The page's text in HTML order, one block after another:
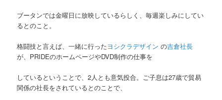
ブータンでは金曜日に放映しているらしく、毎週楽しみにしてい
るとのこと。
格闘技と言えば、一緒に行ったヨシクラデザイン の吉倉社長
が、PRIDEのホームページやDVD制作の仕事を
しているということで、2人とも意気投合。ご子息は27歳で貿易
関係の社長をされているとのことで、